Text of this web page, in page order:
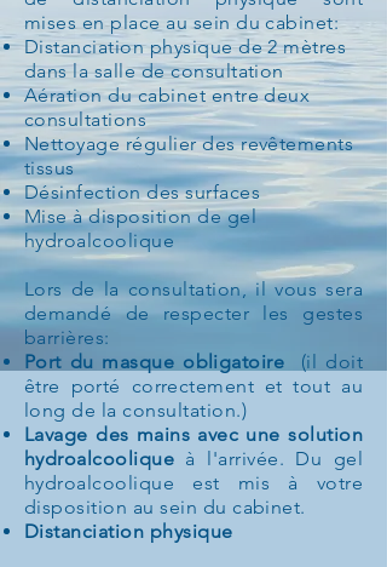
mises en place au sein du cabinet:
Distanciation physique de 2 mètres
dans la salle de consultation
Aération du cabinet entre deux
consultations
Nettoyage régulier des revêtements
tissus
Désinfection des surfaces
Mise à disposition de gel
hydroalcoolique
Lors de la consultation, il vous sera
demandé de respecter les gestes
barrières:
Port du masque obligatoire
(il doit
être porté correctement et tout au
long de la consultation.)
Lavage des mains avec une solution
hydroalcoolique à l'arrivée. Du gel
hydroalcoolique est mis à votre
disposition au sein du cabinet.
Distanciation physique